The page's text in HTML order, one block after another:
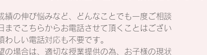
績の伸び悩みなど、どんなことでも一度ご相談
までこちらからお電話させて頂くことはござい
わしい電話対応も不要です。
の場合は、適切な授業提供の為、お子様の現状